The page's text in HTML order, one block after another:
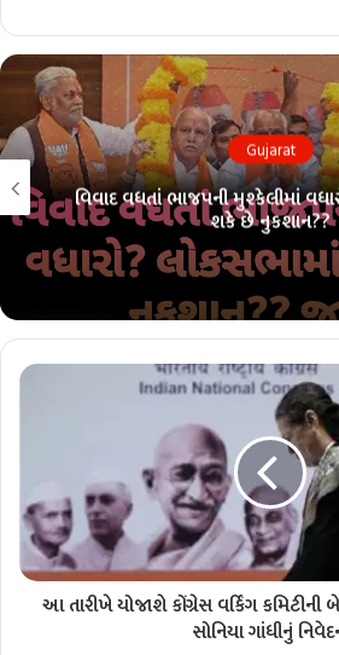
Gujarat
વિવાદ વધતાં ભાજપની મુશ્કેલીમાં
શકે છે નુકશાન??
આ તારીખે યોજાશે કોંગ્રેસ વર્કિંગ કમિટીની
સોનિયા ગાંધીનું